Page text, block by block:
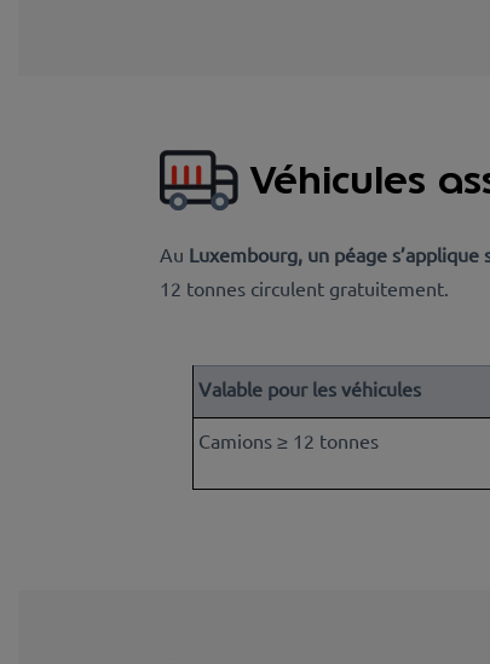
Véhicules
Au Luxembourg, un péage s’applique
12 tonnes circulent gratuitement.
Valable pour les véhicules
Camions ≥ 12 tonnes